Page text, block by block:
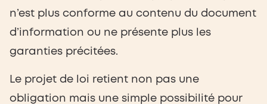
n’est plus conforme au contenu du document
d’information ou ne présente plus les
garanties précitées.
Le projet de loi retient non pas une
obligation mais une simple possibilité pour